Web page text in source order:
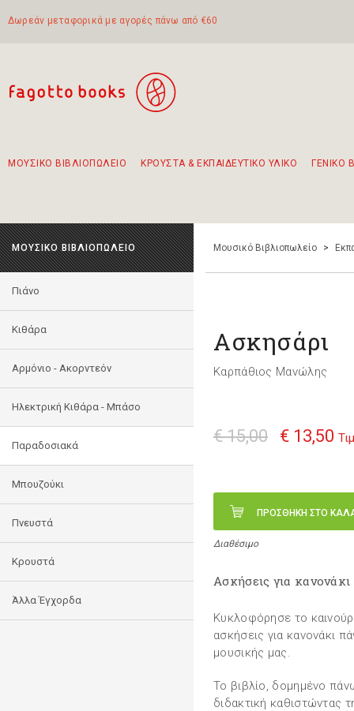
Δωρεάν μεταφορικά με αγορές πάνω από €60
ΜΟΥΣΙΚΟ ΒΙΒΛΙΟΠΩΛΕΙΟ ΚΡΟΥΣΤΑ & ΕΚΠΑΙΔΕΥΤΙΚΟ ΥΛΙΚΟ ΓΕΝΙΚΟ
ΜΟΥΣΙΚΟ ΒΙΒΛΙΟΠΩΛΕΙΟ
Πιάνο
Κιθάρα
Αρμόνιο - Ακορντεόν
Ηλεκτρική Κιθάρα - Μπάσο
Παραδοσιακά
Μπουζούκι
Πνευστά
Κρουστά
Άλλα Έγχορδα
Μουσικό Βιβλιοπωλείο >
Ασκησάρι
Καρπάθιος Μανώλης
€ 15,00 € 13,50
ΠΡΟΣΘΗΚΗ ΣΤΟ
Διαθέσιμο
Ασκήσεις για κανονάκι
Κυκλοφόρησε το
ασκήσεις για κανονάκι
μουσικής μας.
Το βιβλίο, δομημένο
διδακτική καθιστώντας